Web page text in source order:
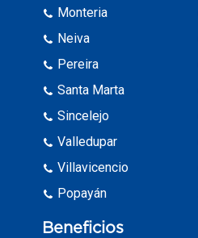
Monteria
Neiva
Pereira
Santa Marta
Sincelejo
Valledupar
Villavicencio
Popayán
Beneficios